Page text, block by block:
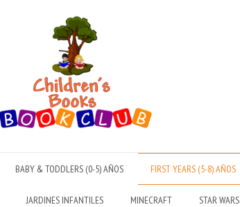
BABY & TODDLERS (0-5) AÑOS FIRST YEARS (5-8) AÑOS
JARDINES INFANTILES MINECRAFT STAR WARS